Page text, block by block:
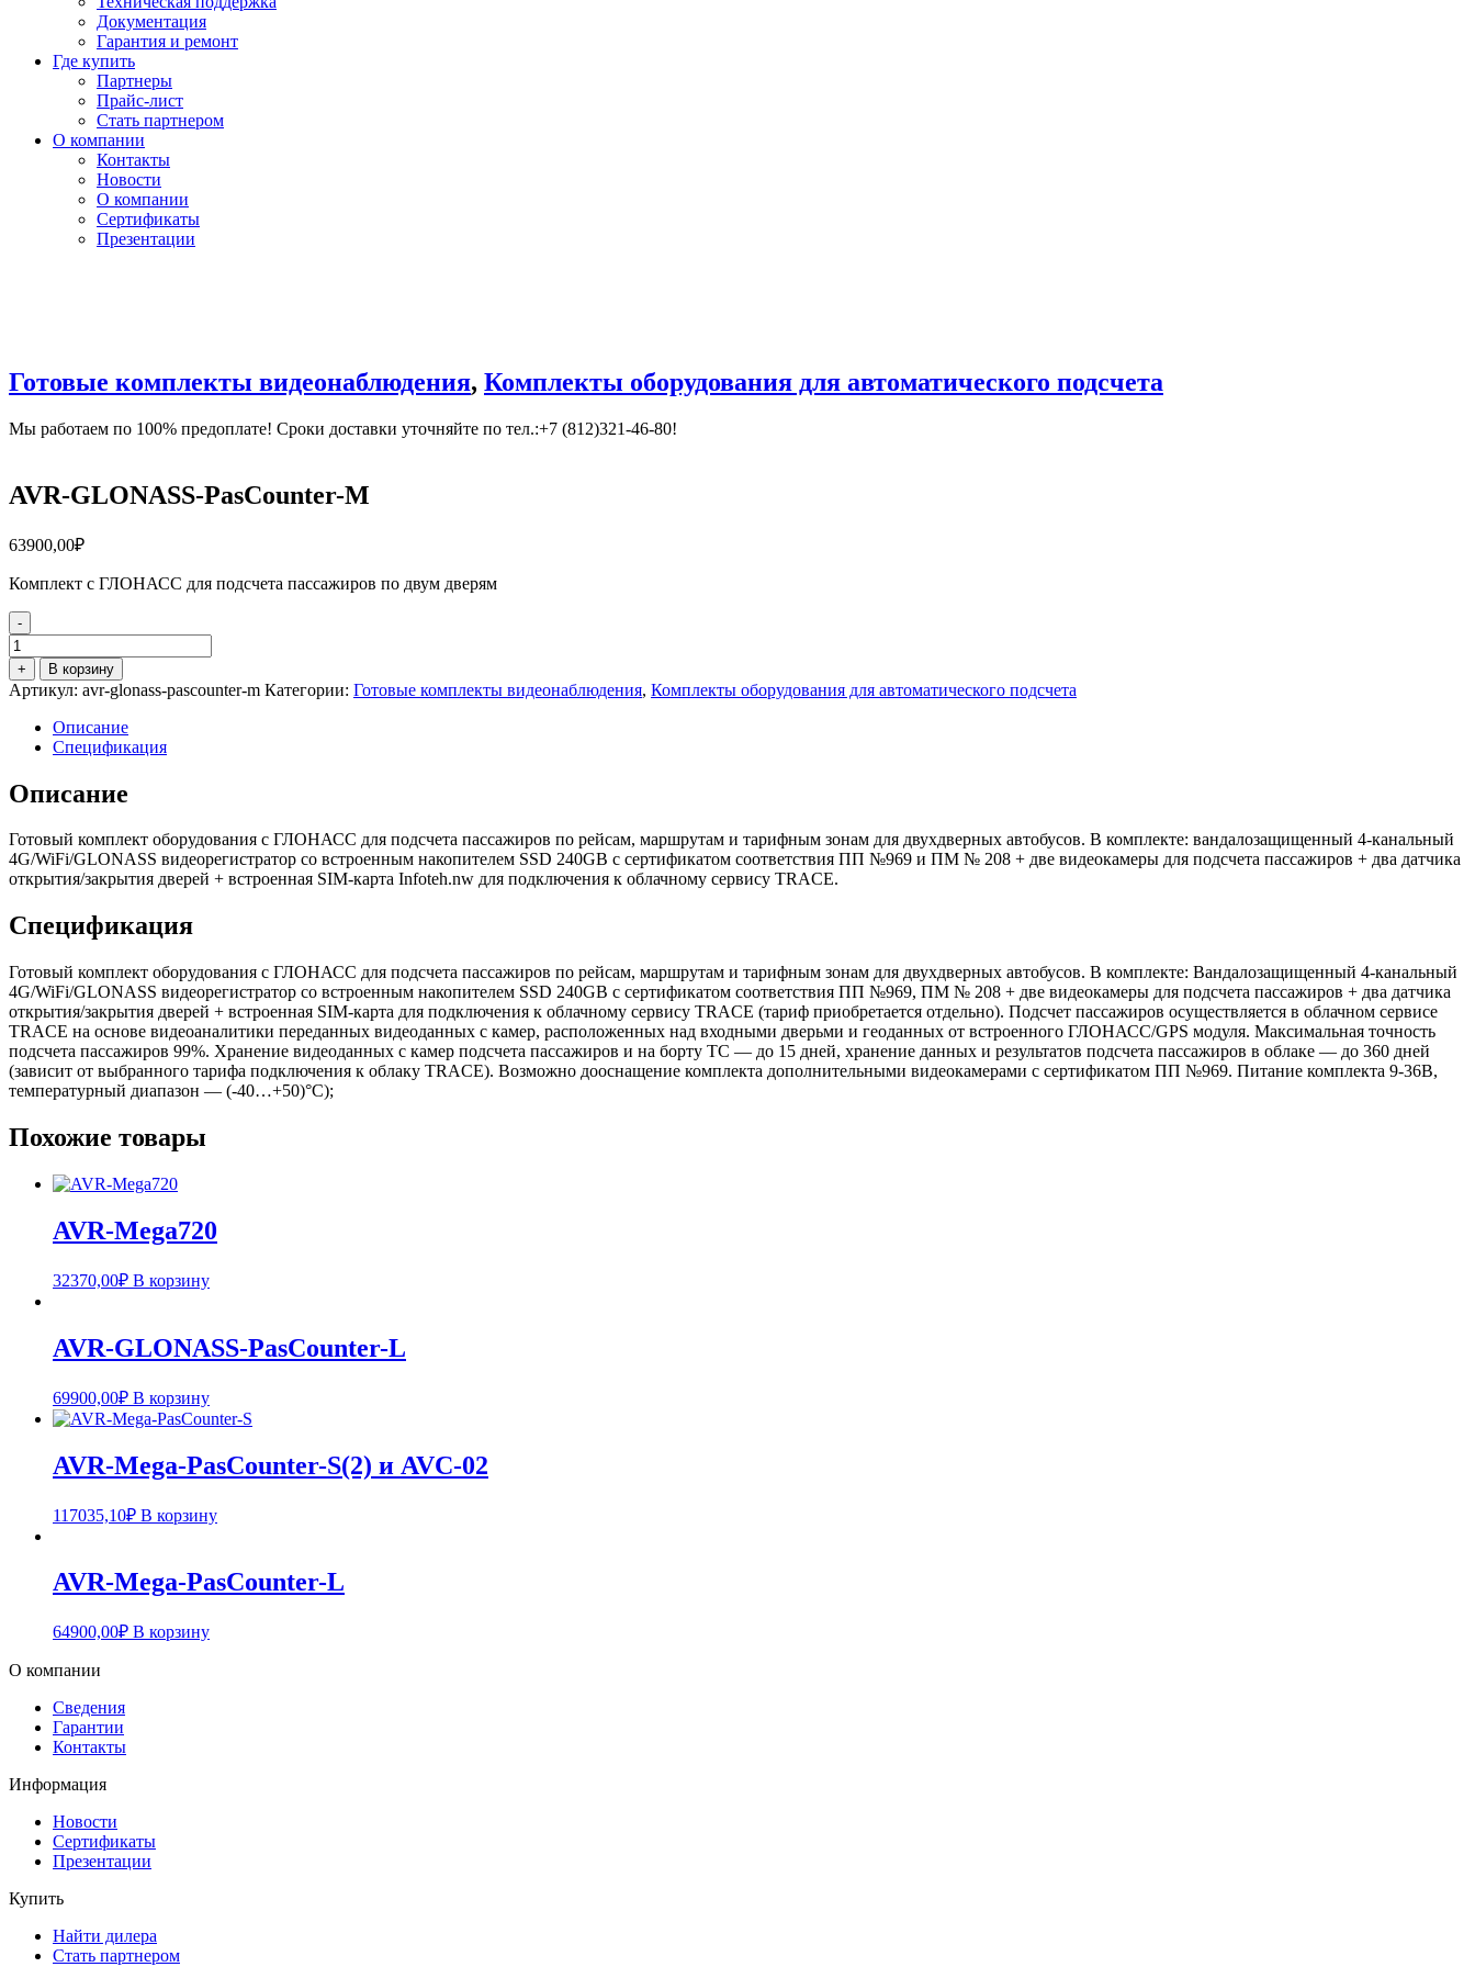
Документация
Гарантия и ремонт
Где купить
Партнеры
Прайс-лист
Стать партнером
О компании
Контакты
Новости
О компании
Сертификаты
Презентации
Готовые комплекты видеонаблюдения, Комплекты оборудования для автоматического подсчета
Мы работаем по 100% предоплате! Сроки доставки уточняйте по тел.:+7 (812)321-46-80!
AVR-GLONASS-PasCounter-M
63900,00₽
Комплект с ГЛОНАСС для подсчета пассажиров по двум дверям
-
Количество
товара
AVR-
GLONASS-
PasCounter-
+ В корзину
Артикул: avr-glonass-pascounter-m Категории: Готовые комплекты видеонаблюдения, Комплекты оборудования для автоматического подсчета
Описание
Спецификация
Описание
Готовый комплект оборудования с ГЛОНАСС для подсчета пассажиров по рейсам, маршрутам и тарифным зонам для двухдверных автобусов. В комплекте: вандалозащищенный 4-канальный
4G/WiFi/GLONASS видеорегистратор со встроенным накопителем SSD 240GB с сертификатом соответствия ПП №969 и ПМ № 208 + две видеокамеры для подсчета пассажиров + два датчика
открытия/закрытия дверей + встроенная SIM-карта Infoteh.nw для подключения к облачному сервису TRACE.
Спецификация
Готовый комплект оборудования с ГЛОНАСС для подсчета пассажиров по рейсам, маршрутам и тарифным зонам для двухдверных автобусов. В комплекте: Вандалозащищенный 4-канальный
4G/WiFi/GLONASS видеорегистратор со встроенным накопителем SSD 240GB с сертификатом соответствия ПП №969, ПМ № 208 + две видеокамеры для подсчета пассажиров + два датчика
открытия/закрытия дверей + встроенная SIM-карта для подключения к облачному сервису TRACE (тариф приобретается отдельно). Подсчет пассажиров осуществляется в облачном сервисе
TRACE на основе видеоаналитики переданных видеоданных с камер, расположенных над входными дверьми и геоданных от встроенного ГЛОНАСС/GPS модуля. Максимальная точность
подсчета пассажиров 99%. Хранение видеоданных с камер подсчета пассажиров и на борту ТС — до 15 дней, хранение данных и результатов подсчета пассажиров в облаке — до 360 дней
(зависит от выбранного тарифа подключения к облаку TRACE). Возможно дооснащение комплекта дополнительными видеокамерами с сертификатом ПП №969. Питание комплекта 9-36В,
температурный диапазон — (-40…+50)°С);
Похожие товары
AVR-Mega720
32370,00₽ В корзину
AVR-GLONASS-PasCounter-L
69900,00₽ В корзину
AVR-Mega-PasCounter-S(2) и AVC-02
117035,10₽ В корзину
AVR-Mega-PasCounter-L
64900,00₽ В корзину
О компании
Сведения
Гарантии
Контакты
Информация
Новости
Сертификаты
Презентации
Купить
Найти дилера
Стать партнером